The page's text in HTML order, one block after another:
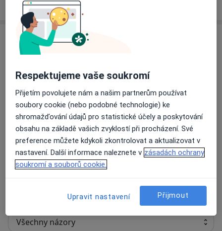
Názory
17 názorů
Recenze pacientů jsou pro nás důležité.
Specialisté nemají možnost zaplatit za
odstranění nebo změnu recenze pacienta.
Respektujeme vaše soukromí
Přijetím povolujete nám a našim partnerům používat
soubory cookie (nebo podobné technologie) ke
shromažďování údajů pro statistické účely a poskytování
obsahu na základě vašich zvyklostí při procházení. Své
preference můžete kdykoli zkontrolovat a aktualizovat v
nastavení. Další informace naleznete v zásadách ochrany
soukromí a souborů cookie.
Upravit nastavení Přijmout